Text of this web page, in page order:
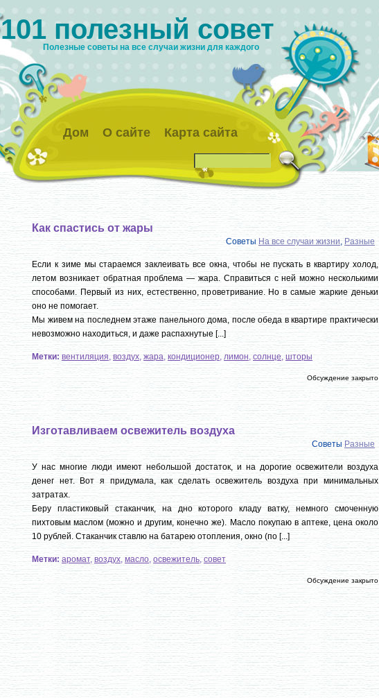
101 полезный совет
Полезные советы на все случаи жизни для каждого
Дом О сайте Карта сайта
Как спастись от жары
Советы На все случаи жизни, Разные
Если к зиме мы стараемся заклеивать все окна, чтобы не пускать в квартиру холод,
летом возникает обратная проблема — жара. Справиться с ней можно несколькими
способами. Первый из них, естественно, проветривание. Но в самые жаркие деньки
оно не помогает.
Мы живем на последнем этаже панельного дома, после обеда в квартире практически
невозможно находиться, и даже распахнутые [...]
Метки: вентиляция, воздух, жара, кондиционер, лимон, солнце, шторы
Обсуждение закрыто
Изготавливаем освежитель воздуха
Советы Разные
У нас многие люди имеют небольшой достаток, и на дорогие освежители воздуха
денег нет. Вот я придумала, как сделать освежитель воздуха при минимальных
затратах.
Беру пластиковый стаканчик, на дно которого кладу ватку, немного смоченную
пихтовым маслом (можно и другим, конечно же). Масло покупаю в аптеке, цена около
10 рублей. Стаканчик ставлю на батарею отопления, окно (по [...]
Метки: аромат, воздух, масло, освежитель, совет
Обсуждение закрыто